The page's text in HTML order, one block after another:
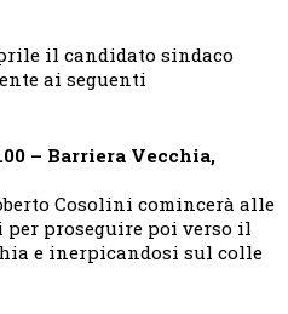
il candidato sindaco
ai seguenti
– Barriera Vecchia,
Cosolini comincerà alle
per proseguire poi verso il
e inerpicandosi sul colle